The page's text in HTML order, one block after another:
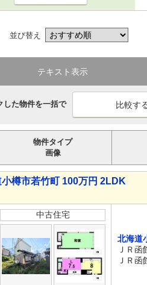
並び替え
テキスト表示
した物件を一括で
物件タイプ
画像
樽市若竹町 100万円 2LDK
中古住宅
北海道
ＪＲ
ＪＲ